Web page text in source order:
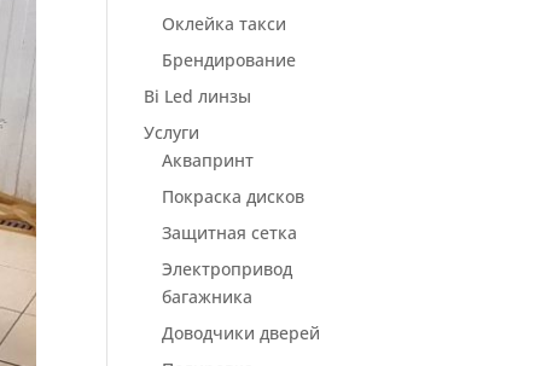
Оклейка такси
Брендирование
Bi Led линзы
Услуги
Аквапринт
Покраска дисков
Защитная сетка
Электропривод
багажника
Доводчики дверей